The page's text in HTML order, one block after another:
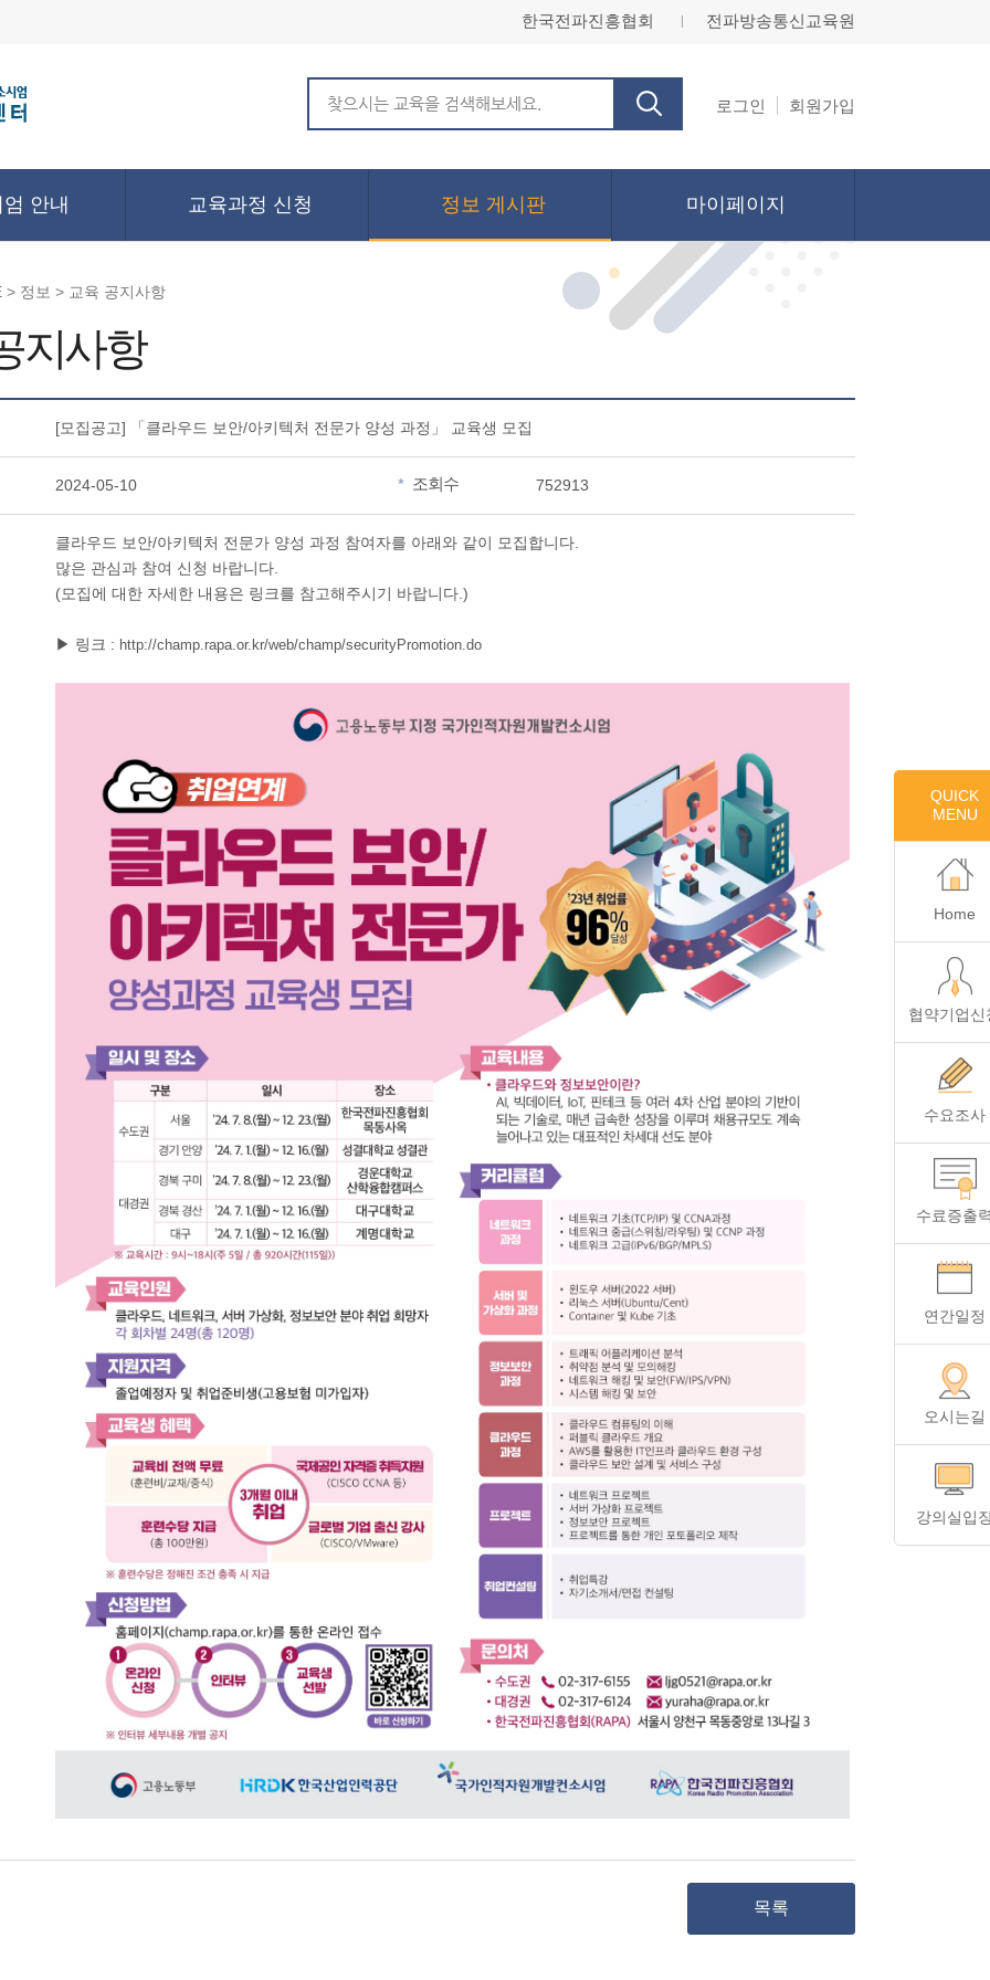
한국전파진흥협회 전파방송통신교육원
로그인 회원가입
QUICK
MENU
Home
협약기업신
수요조사
수료증출
연간일정
오시는길
강의실입
안내 교육과정 신청 정보 게시판 마이페이지
정보 > 교육 공지사항
지사항
[모집공고] 「클라우드 보안/아키텍처 전문가 양성 과정」 교육생 모집
2024-05-10 * 조회수 752913
클라우드 보안/아키텍처 전문가 양성 과정 참여자를 아래와 같이 모집합니다.
많은 관심과 참여 신청 바랍니다.
(모집에 대한 자세한 내용은 링크를 참고해주시기 바랍니다.)
▶ 링크 : http://champ.rapa.or.kr/web/champ/securityPromotion.do
목록